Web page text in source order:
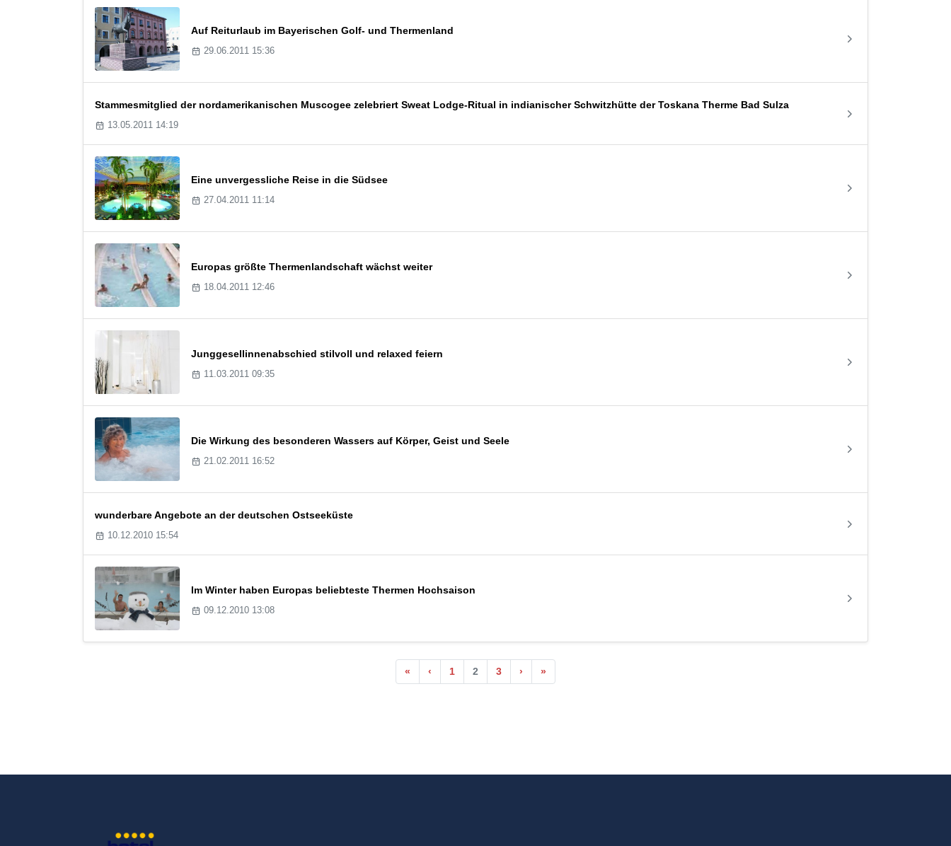
Auf Reiturlaub im Bayerischen Golf- und Thermenland
29.06.2011 15:36
Stammesmitglied der nordamerikanischen Muscogee zelebriert Sweat Lodge-Ritual in indianischer Schwitzhütte der Toskana Therme Bad Sulza
13.05.2011 14:19
Eine unvergessliche Reise in die Südsee
27.04.2011 11:14
Europas größte Thermenlandschaft wächst weiter
18.04.2011 12:46
Junggesellinnenabschied stilvoll und relaxed feiern
11.03.2011 09:35
Die Wirkung des besonderen Wassers auf Körper, Geist und Seele
21.02.2011 16:52
wunderbare Angebote an der deutschen Ostseeküste
10.12.2010 15:54
Im Winter haben Europas beliebteste Thermen Hochsaison
09.12.2010 13:08
« ‹ 1 2 3 › »